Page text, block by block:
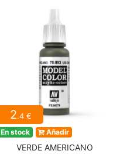
2.4 €
En stock Añadir
VERDE AMERICANO